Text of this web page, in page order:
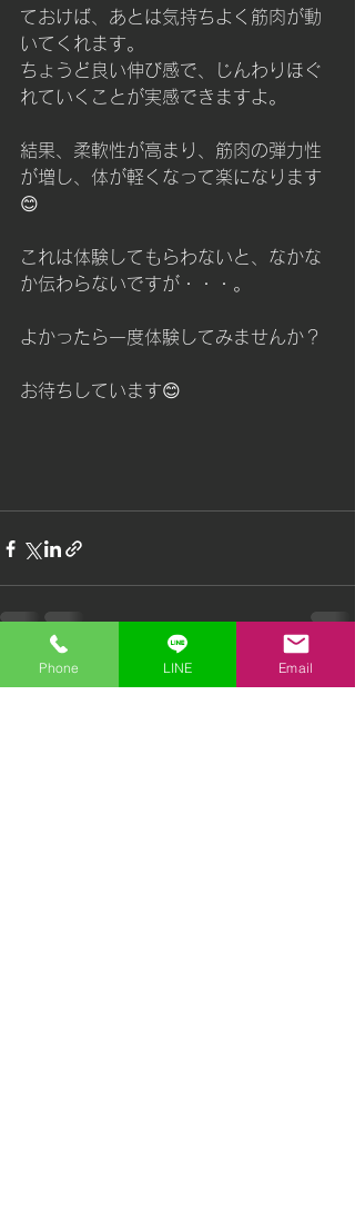
ておけば、あとは気持ちよく筋肉が動
いてくれます。
ちょうど良い伸び感で、じんわりほぐ
れていくことが実感できますよ。
結果、柔軟性が高まり、筋肉の弾力性
が増し、体が軽くなって楽になります
😊
これは体験してもらわないと、なかな
か伝わらないですが・・・。
よかったら一度体験してみませんか？
お待ちしています😊
最新記事 すべて表示
Phone LINE Email